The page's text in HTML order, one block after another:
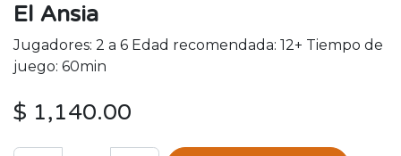
El Ansia
Jugadores: 2 a 6 Edad recomendada: 12+ Tiempo de
juego: 60min
$ 1,140.00